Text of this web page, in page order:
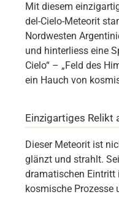
Mit diesem
del-Cielo-Meteorit
Nordwesten
und hinterliess eine
Cielo“ – „Feld des
ein Hauch von
Einzigartiges Relikt
Dieser Meteorit ist
glänzt und strahlt.
dramatischen Eintritt
kosmische Prozesse